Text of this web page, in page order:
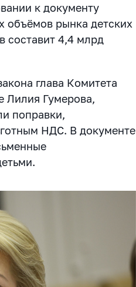
к документу
объёмов рынка детских
составит 4,4 млрд
глава Комитета
Лилия Гумерова,
поправки,
НДС. В документе